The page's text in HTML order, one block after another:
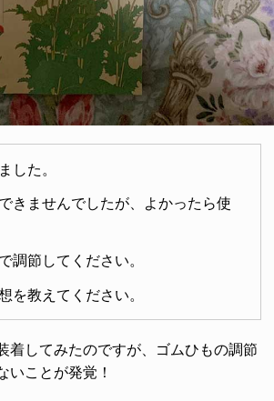
した。
きませんでしたが、よかったら使
調節してください。
を教えてください。
着してみたのですが、ゴムひもの調節
いことが発覚！